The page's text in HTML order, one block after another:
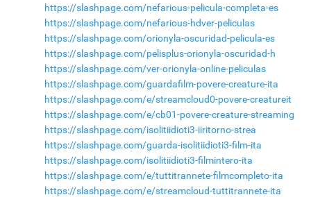
https://slashpage.com/nefarious-pelicula-completa-es
https://slashpage.com/nefarious-hdver-peliculas
https://slashpage.com/orionyla-oscuridad-pelicula-es
https://slashpage.com/pelisplus-orionyla-oscuridad-h
https://slashpage.com/ver-orionyla-online-peliculas
https://slashpage.com/guardafilm-povere-creature-ita
https://slashpage.com/e/streamcloud0-povere-creatureit
https://slashpage.com/e/cb01-povere-creature-streaming
https://slashpage.com/isolitiidioti3-iiritorno-strea
https://slashpage.com/guarda-isolitiidioti3-film-ita
https://slashpage.com/isolitiidioti3-filmintero-ita
https://slashpage.com/e/tuttitrannete-filmcompleto-ita
https://slashpage.com/e/streamcloud-tuttitrannete-ita